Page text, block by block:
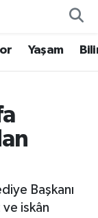
Yaşam
Başkanı
ve iskân